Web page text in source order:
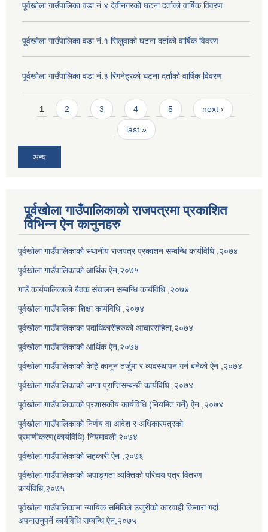
पूर्वखोला गाउँपालिका वडा नं.४ देवीनगरको घटना दर्ताको वार्षिक विवरण
पूर्वखोला गाउँपालिका वडा नं.१ सिलुवाको घटना दर्ताको वार्षिक विवरण
पूर्वखोला गाउँपालिका वडा नं.३ रिंगनेह्रको घटना दर्ताको वार्षिक विवरण
Pages
1 2 3 4 5 next ›
last »
अन्य
पूर्वखोला गाउँपालिकाको राजपत्रमा प्रकाशित
विभिन्न ऐन कानुनहरु
पूर्वखोला गाउँपालिकाको स्थानीय राजपत्र प्रकाशन सम्बन्धि कार्यविधि ,२०७४
पूर्वखोला गाउँपालिकाको आर्थिक ऐन,२०७५
गाउँ कार्यपालिकाको बैठक संचालन सम्बन्धि कार्यविधि ,२०७४
पूर्वखोला गाउँपालिका शिक्षा कार्यविधि ,२०७४
पूर्वखोला गाउँपालिकाका पदाधिकारीहरुको आचारसंहिता,२०७४
पूर्वखोला गाउँपालिकाको आर्थिक ऐन,२०७४
पूर्वखोला गाउँपालिकाको केहि कानून तर्जुमा र व्यवस्थापन गर्न बनेको ऐन ,२०७४
पूर्वखोला गाउँपालिकाको जग्गा प्राप्तिसम्बन्धी कार्यविधि ,२०७४
पूर्वखोला गाउँपालिकाको प्रशासकीय कार्यविधि (नियमित गर्ने) ऐन ,२०७४
पूर्वखोला गाउँपालिकाको निर्णय वा आदेश र अधिकारपत्रको
प्रमाणीकरण(कार्यविधि) नियमावली २०७४
पूर्वखोला गाउँपालिकाको सहकारी ऐन ,२०७६
पूर्वखोला गाउँपालिकाको अपाङ्गता व्यक्तिको परिचय पत्र वितरण
कार्यविधि,२०७५
पूर्वखोला गाउँपालिकामा न्यायिक समितिले उजुरीको कारवाही किनारा गर्दा
अपनाउनुपर्ने कार्यविधि सम्बन्धि ऐन,२०७५